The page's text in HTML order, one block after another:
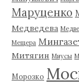
Маруценко
Медведева
Мещера
Митягин Миусы
Морозко